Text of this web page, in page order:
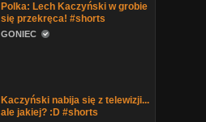
Polka: Lech Kaczyński w grobie
się przekręca! #shorts
GONIEC
Kaczyński nabija się z telewizji...
ale jakiej? :D #shorts